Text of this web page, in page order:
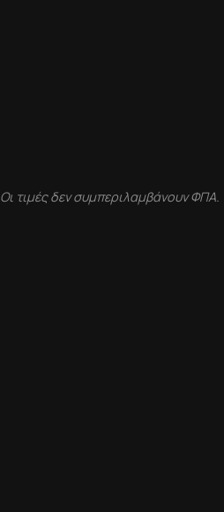
Οι τιμές δεν συμπεριλαμβάνουν ΦΠΑ.